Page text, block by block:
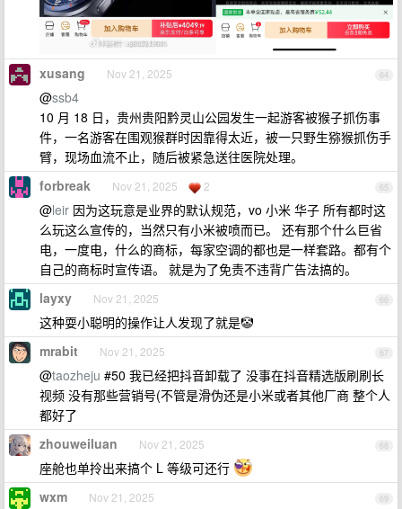
64
xusang Nov 21, 2025
@ssb4
10 月 18 日，贵州贵阳黔灵山公园发生一起游客被猴子抓伤事
件，一名游客在围观猴群时因靠得太近，被一只野生猕猴抓伤手
臂，现场血流不止，随后被紧急送往医院处理。
65
forbreak Nov 21, 2025 2
@leir 因为这玩意是业界的默认规范，vo 小米 华子 所有都时这
么玩这么宣传的，当然只有小米被喷而已。 还有那个什么巨省
电，一度电，什么的商标，每家空调的都也是一样套路。都有个
自己的商标时宣传语。 就是为了免责不违背广告法搞的。
66
layxy Nov 21, 2025
这种耍小聪明的操作让人发现了就是🤡
67
mrabit Nov 21, 2025
@taozheju #50 我已经把抖音卸载了 没事在抖音精选版刷刷长
视频 没有那些营销号(不管是滑伪还是小米或者其他厂商 整个人
都好了
68
zhouweiluan Nov 21, 2025
座舱也单拎出来搞个 L 等级可还行
69
wxm Nov 21, 2025